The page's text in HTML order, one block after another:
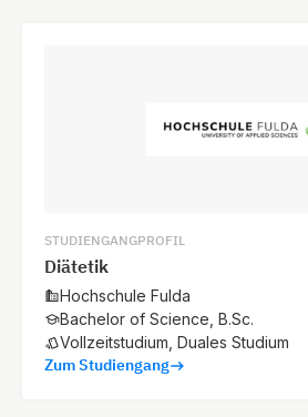
STUDIENGANGPROFIL
Diätetik
Hochschule Fulda
Bachelor of Science, B.Sc.
Vollzeitstudium, Duales Studium
Zum Studiengang